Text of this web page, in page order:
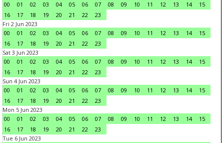
00
01 02 03 04 05 06 07 08 09 10 11 12 13 14
15
16
17 18 19 20 21 22
23
Fri 2 Jun 2023
00
01 02 03 04 05 06 07 08 09 10 11 12 13 14
15
16
17 18 19 20 21 22
23
Sat 3 Jun 2023
00
01 02 03 04 05 06 07 08 09 10 11 12 13 14
15
16
17 18 19 20 21 22
23
Sun 4 Jun 2023
00
01 02 03 04 05 06 07 08 09 10 11 12 13 14
15
16
17 18 19 20 21 22
23
Mon 5 Jun 2023
00
01 02 03 04 05 06 07 08 09 10 11 12 13 14
15
16
17 18 19 20 21 22
23
Tue 6 Jun 2023